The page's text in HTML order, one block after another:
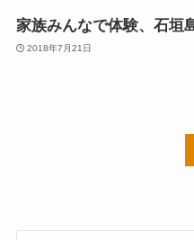
家族みんなで体験、石垣
2018年7月21日